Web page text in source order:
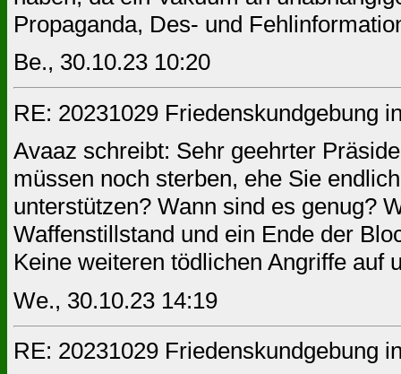
Propaganda, Des- und
Be., 30.10.23 10:20
RE: 20231029 Friedenskundgebung
Avaaz schreibt: Sehr geehrter
müssen noch sterben, ehe Sie
unterstützen? Wann sind es genug?
Waffenstillstand und ein Ende der
Keine weiteren tödlichen Angriffe auf
We., 30.10.23 14:19
RE: 20231029 Friedenskundgebung